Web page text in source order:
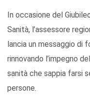
In occasione del
Sanità, l’assessore
lancia un messaggio di
rinnovando l’impegno
sanità che sappia farsi
persone.